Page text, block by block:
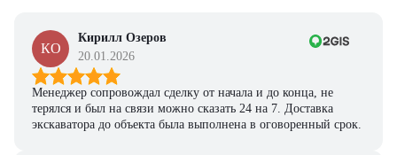
КО
Кирилл Озеров
20.01.2026
Менеджер сопровождал сделку от начала и до конца, не
терялся и был на связи можно сказать 24 на 7. Доставка
экскаватора до объекта была выполнена в оговоренный срок.